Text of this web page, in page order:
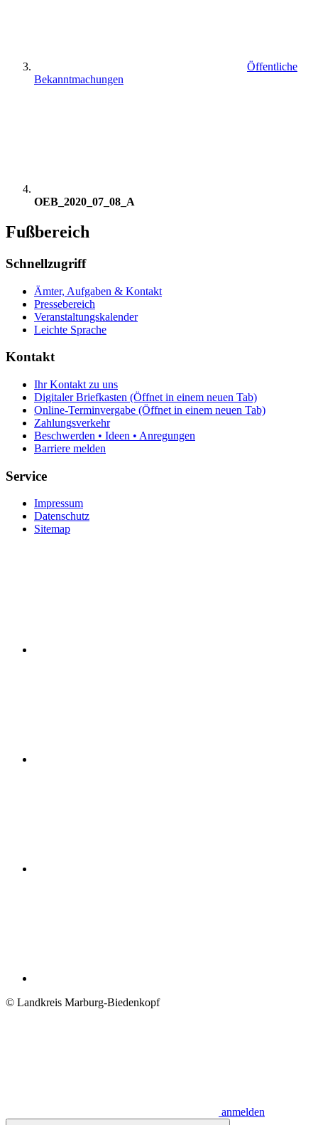
Öffentliche
Bekanntmachungen
OEB_2020_07_08_A
Fußbereich
Schnellzugriff
Ämter, Aufgaben & Kontakt
Pressebereich
Veranstaltungskalender
Leichte Sprache
Kontakt
Ihr Kontakt zu uns
Digitaler Briefkasten (Öffnet in einem neuen Tab)
Online-Terminvergabe (Öffnet in einem neuen Tab)
Zahlungsverkehr
Beschwerden • Ideen • Anregungen
Barriere melden
Service
Impressum
Datenschutz
Sitemap
© Landkreis Marburg-Biedenkopf
anmelden